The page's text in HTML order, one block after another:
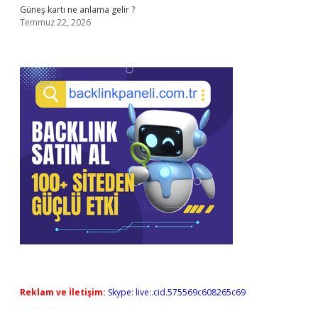
Güneş kartı ne anlama gelir ?
Temmuz 22, 2026
Reklam ve İletişim: Skype: live:.cid.575569c608265c69